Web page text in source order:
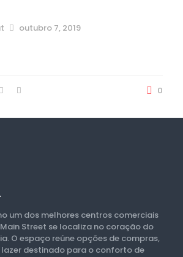
outubro 7, 2019
0
um dos melhores centros comerciais
Street se localiza no coração do
O espaço reúne opções de compras,
destinado para o conforto de